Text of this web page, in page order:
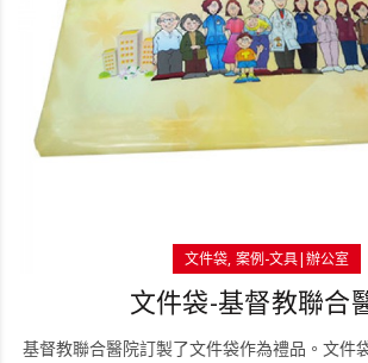
文件袋 案例-文具|辦公室
文件袋-基督教聯合
基督教聯合醫院訂製了文件袋作為禮品。文件